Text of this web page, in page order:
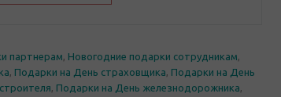
партнерам, Новогодние подарки сотрудникам,
, Подарки на День страховщика, Подарки на День
, Подарки на День железнодорожника,